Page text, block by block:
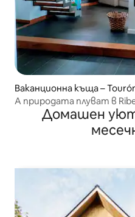
Ваканционна къща –
А природата плуват в
Домашен